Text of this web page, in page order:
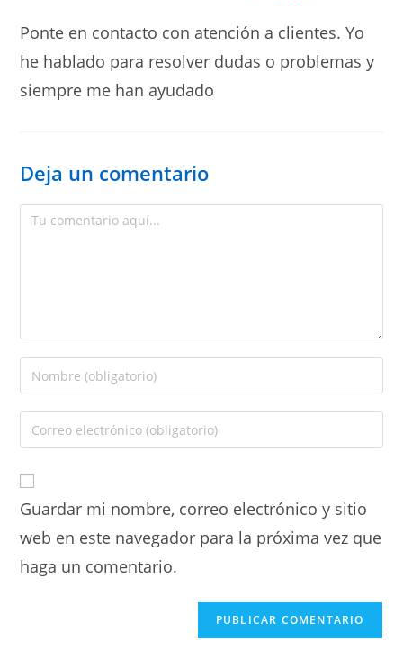
Ponte en contacto con atención a clientes. Yo
he hablado para resolver dudas o problemas y
siempre me han ayudado
Deja un comentario
Guardar mi nombre, correo electrónico y sitio
web en este navegador para la próxima vez que
haga un comentario.